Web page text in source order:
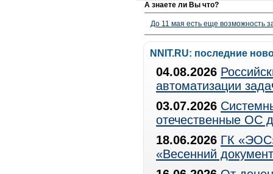
А знаете ли Вы что?
До 11 мая есть еще возможность
NNIT.RU: последние
04.08.2026
автоматизации
03.07.2026
отечественные ОС
18.06.2026 ГК
«Весенний